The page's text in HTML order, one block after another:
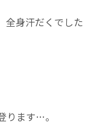
全身汗だくでした
ります…。